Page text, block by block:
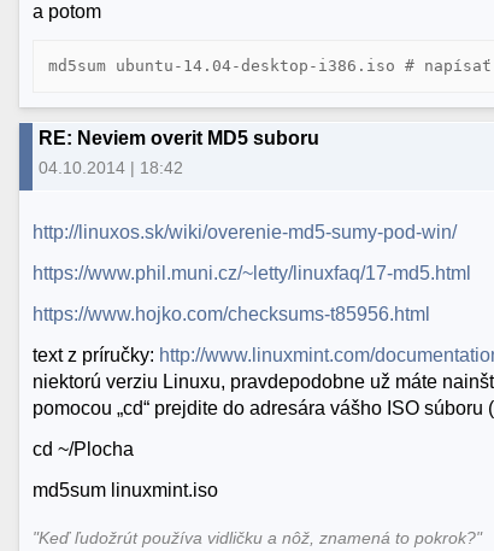
a potom
md5sum ubuntu-14.04-desktop-i386.iso #
RE: Neviem overit MD5 suboru
04.10.2014 | 18:42
http://linuxos.sk/wiki/overenie-md5-sumy-pod-win/
https://www.phil.muni.cz/~letty/linuxfaq/17-md5.html
https://www.hojko.com/checksums-t85956.html
text z príručky: http://www.linuxmint.com/
niektorú verziu Linuxu, pravdepodobne už máte
pomocou „cd“ prejdite do adresára vášho ISO
cd ~/Plocha
md5sum linuxmint.iso
"Keď ľudožrút používa vidličku a nôž, znamená to pokrok?"